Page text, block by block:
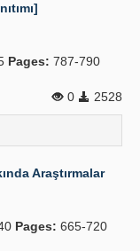
Pages: 787-790
0
2528
Araştırmalar
Pages: 665-720